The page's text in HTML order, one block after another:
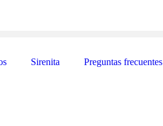
Sirenita Preguntas frecuentes